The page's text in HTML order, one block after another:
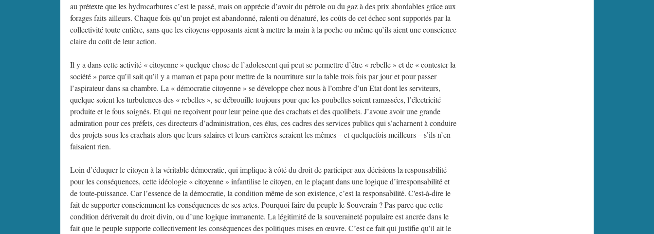
au prétexte que les hydrocarbures c’est le passé, mais on apprécie d’avoir du pétrole ou du gaz à des prix abordables grâce aux
forages faits ailleurs. Chaque fois qu’un projet est abandonné, ralenti ou dénaturé, les coûts de cet échec sont supportés par la
collectivité toute entière, sans que les citoyens-opposants aient à mettre la main à la poche ou même qu’ils aient une conscience
claire du coût de leur action.
Il y a dans cette activité « citoyenne » quelque chose de l’adolescent qui peut se permettre d’être « rebelle » et de « contester la
société » parce qu’il sait qu’il y a maman et papa pour mettre de la nourriture sur la table trois fois par jour et pour passer
l’aspirateur dans sa chambre. La « démocratie citoyenne » se développe chez nous à l’ombre d’un Etat dont les serviteurs,
quelque soient les turbulences des « rebelles », se débrouille toujours pour que les poubelles soient ramassées, l’électricité
produite et le fous soignés. Et qui ne reçoivent pour leur peine que des crachats et des quolibets. J’avoue avoir une grande
admiration pour ces préfets, ces directeurs d’administration, ces élus, ces cadres des services publics qui s’acharnent à conduire
des projets sous les crachats alors que leurs salaires et leurs carrières seraient les mêmes – et quelquefois meilleurs – s’ils n’en
faisaient rien.
Loin d’éduquer le citoyen à la véritable démocratie, qui implique à côté du droit de participer aux décisions la responsabilité
pour les conséquences, cette idéologie « citoyenne » infantilise le citoyen, en le plaçant dans une logique d’irresponsabilité et
de toute-puissance. Car l’essence de la démocratie, la condition même de son existence, c’est la responsabilité. C'est-à-dire le
fait de supporter consciemment les conséquences de ses actes. Pourquoi faire du peuple le Souverain ? Pas parce que cette
condition dériverait du droit divin, ou d’une logique immanente. La légitimité de la souveraineté populaire est ancrée dans le
fait que le peuple supporte collectivement les conséquences des politiques mises en œuvre. C’est ce fait qui justifie qu’il ait le